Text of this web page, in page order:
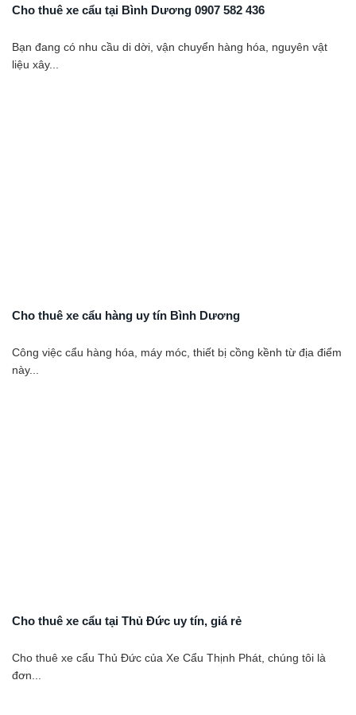
Cho thuê xe cẩu tại Bình Dương 0907 582 436
Bạn đang có nhu cầu di dời, vận chuyển hàng hóa, nguyên vật
liệu xây...
Cho thuê xe cẩu hàng uy tín Bình Dương
Công việc cẩu hàng hóa, máy móc, thiết bị cồng kềnh từ địa điểm
này...
Cho thuê xe cẩu tại Thủ Đức uy tín, giá rẻ
Cho thuê xe cẩu Thủ Đức của Xe Cẩu Thịnh Phát, chúng tôi là
đơn...